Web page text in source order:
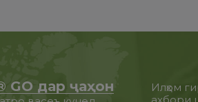
GO дар ҷаҳон
Илҳом